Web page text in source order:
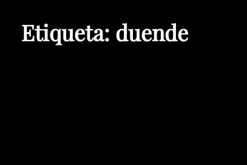
Etiqueta: duende